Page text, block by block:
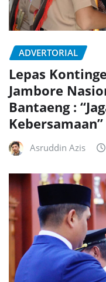
ADVERTORIAL
Lepas
Jambore
Bantaeng :
Kebersamaan”
Asruddin Azis